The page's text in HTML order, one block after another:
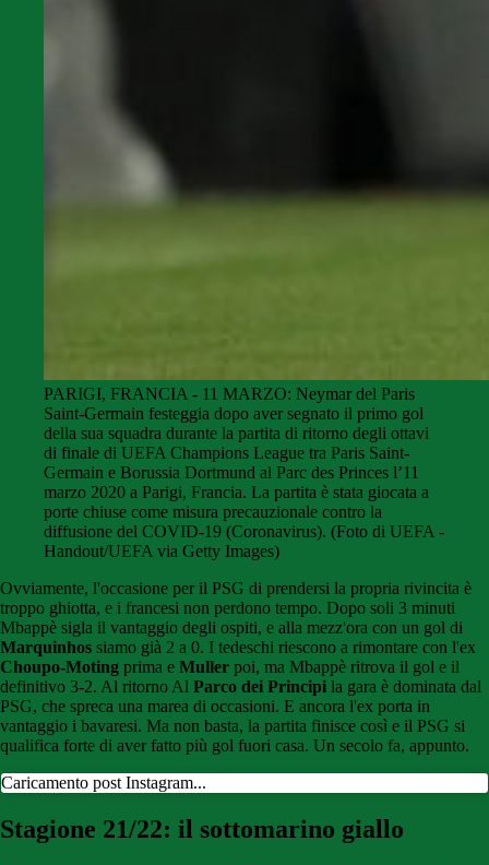
PARIGI, FRANCIA - 11 MARZO: Neymar del Paris
Saint-Germain festeggia dopo aver segnato il primo gol
della sua squadra durante la partita di ritorno degli ottavi
di finale di UEFA Champions League tra Paris Saint-
Germain e Borussia Dortmund al Parc des Princes l’11
marzo 2020 a Parigi, Francia. La partita è stata giocata a
porte chiuse come misura precauzionale contro la
diffusione del COVID-19 (Coronavirus). (Foto di UEFA -
Handout/UEFA via Getty Images)
Ovviamente, l'occasione per il PSG di prendersi la propria rivincita è
troppo ghiotta, e i francesi non perdono tempo. Dopo soli 3 minuti
Mbappè sigla il vantaggio degli ospiti, e alla mezz'ora con un gol di
Marquinhos siamo già 2 a 0. I tedeschi riescono a rimontare con l'ex
Choupo-Moting prima e Muller poi, ma Mbappè ritrova il gol e il
definitivo 3-2. Al ritorno Al Parco dei Principi la gara è dominata dal
PSG, che spreca una marea di occasioni. E ancora l'ex porta in
vantaggio i bavaresi. Ma non basta, la partita finisce così e il PSG si
qualifica forte di aver fatto più gol fuori casa. Un secolo fa, appunto.
Caricamento post Instagram...
Stagione 21/22: il sottomarino giallo